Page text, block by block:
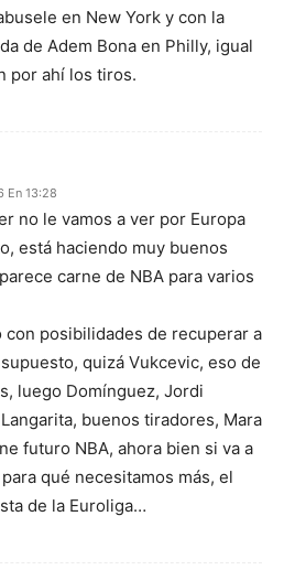
en New York y con la
de Adem Bona en Philly, igual
por ahí los tiros.
En 13:28
no le vamos a ver por Europa
está haciendo muy buenos
carne de NBA para varios
con posibilidades de recuperar a
quizá Vukcevic, eso de
luego Domínguez, Jordi
buenos tiradores, Mara
futuro NBA, ahora bien si va a
qué necesitamos más, el
de la Euroliga…